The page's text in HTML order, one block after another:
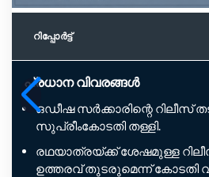
റിപ്പോര്‍ട്ട്
പ്രധാന വിവരങ്ങൾ
ഒഡീഷ സർക്കാരിന്റെ റിലീസ്
സുപ്രീംകോടതി തള്ളി.
രഥയാത്രയ്ക്ക് ശേഷമുള്ള
ഉത്തരവ് തുടരുമെന്ന് കോടതി